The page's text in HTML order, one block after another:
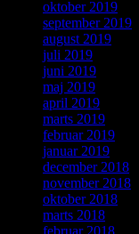
oktober 2019
september 2019
august 2019
juli 2019
juni 2019
maj 2019
april 2019
marts 2019
februar 2019
januar 2019
december 2018
november 2018
oktober 2018
marts 2018
februar 2018